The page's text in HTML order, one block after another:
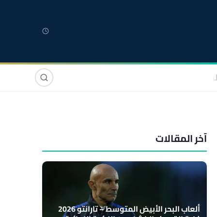
صوت وصورة
آخر المقالات
ألعاب البحر الأبيض المتوسط – تارانتو 2026